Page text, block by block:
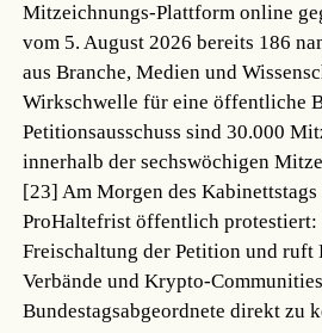
Mitzeichnungs-Plattform online
vom 5. August 2026 bereits 186
aus Branche, Medien und
Wirkschwelle für eine öffentliche
Petitionsausschuss sind 30.000
innerhalb der sechswöchigen
[23] Am Morgen des
ProHaltefrist öffentlich protestiert:
Freischaltung der Petition und ruft
Verbände und Krypto-
Bundestagsabgeordnete direkt zu